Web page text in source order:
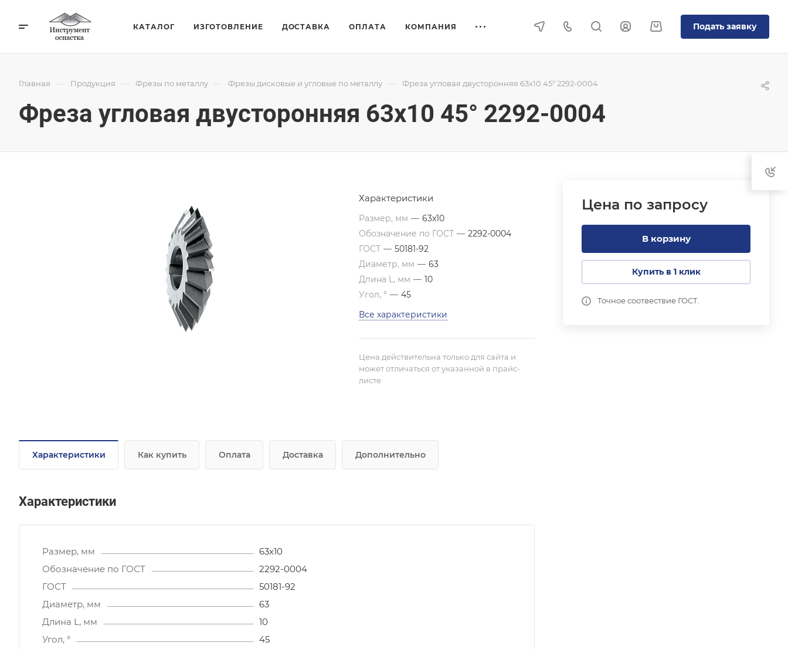
КАТАЛОГ ИЗГОТОВЛЕНИЕ ДОСТАВКА ОПЛАТА КОМПАНИЯ Подать заявку
Главная — Продукция — Фрезы по металлу — Фрезы дисковые и угловые по металлу — Фреза угловая двусторонняя 63x10 45° 2292-0004
Фреза угловая двусторонняя 63x10 45° 2292-0004
Цена по запросу
В корзину
Купить в 1 клик
Точное соотвествие ГОСТ.
Характеристики
Размер, мм — 63x10
Обозначение по ГОСТ — 2292-0004
ГОСТ — 50181-92
Диаметр, мм — 63
Длина L, мм — 10
Угол, ° — 45
Все характеристики
Цена действительна только для сайта и
может отличаться от указанной в прайс-
листе
Характеристики Как купить Оплата Доставка Дополнительно
Характеристики
Размер, мм
63x10
Обозначение по ГОСТ
2292-0004
ГОСТ
50181-92
Диаметр, мм
63
Длина L, мм
10
Угол, °
45